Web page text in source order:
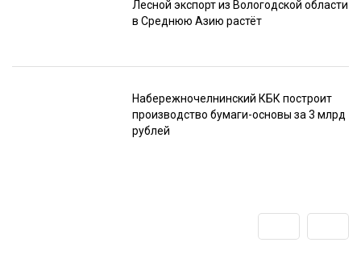
Лесной экспорт из Вологодской области
в Среднюю Азию растёт
Набережночелнинский КБК построит
производство бумаги-основы за 3 млрд
рублей